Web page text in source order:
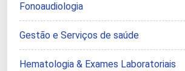
Fonoaudiologia
Gestão e Serviços de saúde
Hematologia & Exames Laboratoriais